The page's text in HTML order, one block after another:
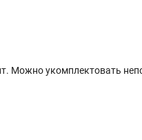
Можно укомплектовать